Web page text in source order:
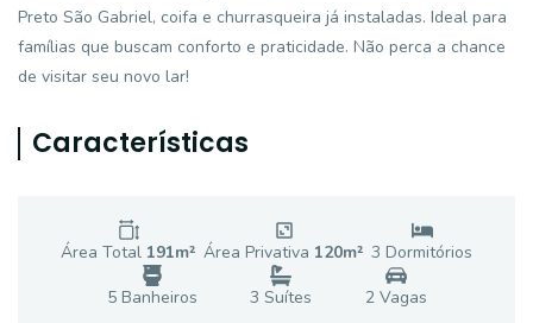
Preto São Gabriel, coifa e churrasqueira já instaladas. Ideal para
famílias que buscam conforto e praticidade. Não perca a chance
de visitar seu novo lar!
Características
Área Total 191m² Área Privativa 120m² 3 Dormitórios
5Banheiros 3 Suítes 2Vagas